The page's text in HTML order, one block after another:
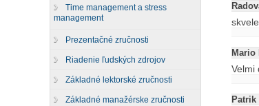
Time management a stress
management
Prezentačné zručnosti
Riadenie ľudských zdrojov
Základné lektorské zručnosti
Základné manažérske zručnosti
skvele
Mario
Velmi
Patrik